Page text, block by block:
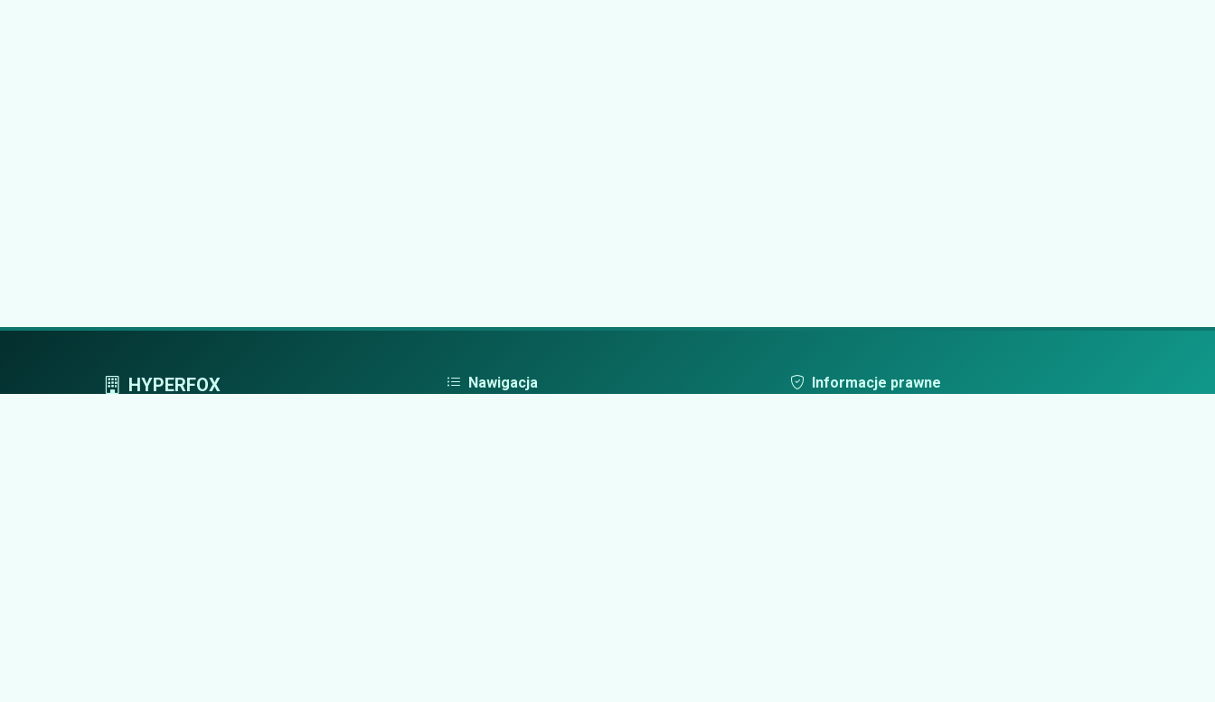
HYPERFOX Nawigacja Informacje prawne